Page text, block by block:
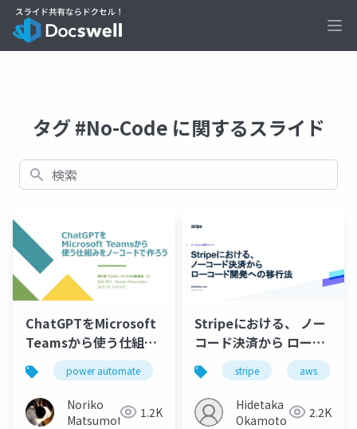
タグ #No-Code に関するスライド
検索
ChatGPTをMicrosoft
Teamsから使う仕組み
をノーコードで作ろう
power automate chatgpt no-code
Noriko
Matsumoto
1.2K
Stripeにおける、 ノー
コード決済から ローコ
ード開発への移行法 /
JP_Stripes Fukuoka
202307
stripe aws
Hidetaka
Okamoto
2.2K